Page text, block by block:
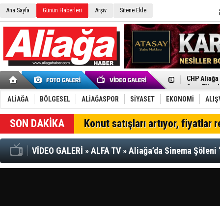
Ana Sayfa Günün Haberleri Arşiv Sitene Ekle
İzmir'in
Çağrısı
Onat
Menemen
Aliağa'da
Furkan
Chp
AK Parti
Trafiği
ALİAĞA BÖLGESEL ALİAĞASPOR SİYASET EKONOMİ
Konut satışları artıyor, fiyatlar
VİDEO GALERİ »ALFA TV»Aliağa’da Sinema Şöleni